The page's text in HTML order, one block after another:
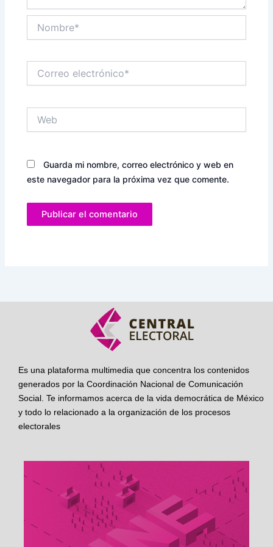
electrónico*
Guarda mi nombre, correo electrónico y web en
este navegador para la próxima vez que comente.
Es una plataforma multimedia que concentra los contenidos
generados por la Coordinación Nacional de Comunicación
Social. Te informamos acerca de la vida democrática de México
y todo lo relacionado a la organización de los procesos
electorales